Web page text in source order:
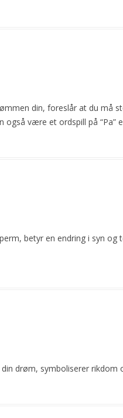
din, foreslår at du må
også være et ordspill på “Pa”
betyr en endring i syn og
drøm, symboliserer rikdom